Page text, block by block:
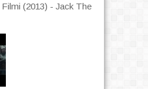
Filmi (2013) - Jack The